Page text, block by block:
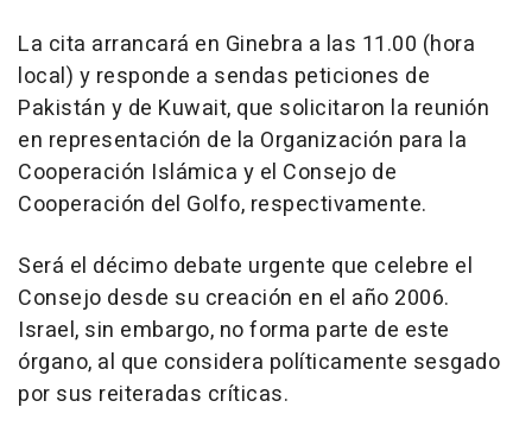
La cita arrancará en Ginebra a las 11.00 (hora
local) y responde a sendas peticiones de
Pakistán y de Kuwait, que solicitaron la reunión
en representación de la Organización para la
Cooperación Islámica y el Consejo de
Cooperación del Golfo, respectivamente.
Será el décimo debate urgente que celebre el
Consejo desde su creación en el año 2006.
Israel, sin embargo, no forma parte de este
órgano, al que considera políticamente sesgado
por sus reiteradas críticas.